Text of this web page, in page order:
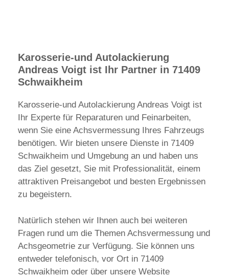
Karosserie-und Autolackierung
Andreas Voigt ist Ihr Partner in 71409
Schwaikheim
Karosserie-und Autolackierung Andreas Voigt ist
Ihr Experte für Reparaturen und Feinarbeiten,
wenn Sie eine Achsvermessung Ihres Fahrzeugs
benötigen. Wir bieten unsere Dienste in 71409
Schwaikheim und Umgebung an und haben uns
das Ziel gesetzt, Sie mit Professionalität, einem
attraktiven Preisangebot und besten Ergebnissen
zu begeistern.
Natürlich stehen wir Ihnen auch bei weiteren
Fragen rund um die Themen Achsvermessung und
Achsgeometrie zur Verfügung. Sie können uns
entweder telefonisch, vor Ort in 71409
Schwaikheim oder über unsere Website